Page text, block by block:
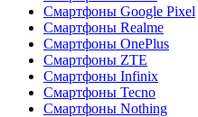
Смартфоны Google Pixel
Смартфоны Realme
Смартфоны OnePlus
Смартфоны ZTE
Смартфоны Infinix
Смартфоны Tecno
Смартфоны Nothing